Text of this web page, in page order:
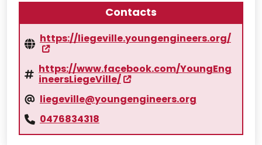
Contacts
https://liegeville.youngengineers.org/
https://www.facebook.com/YoungEng
ineersLiegeVille/
liegeville@youngengineers.org
0476834318